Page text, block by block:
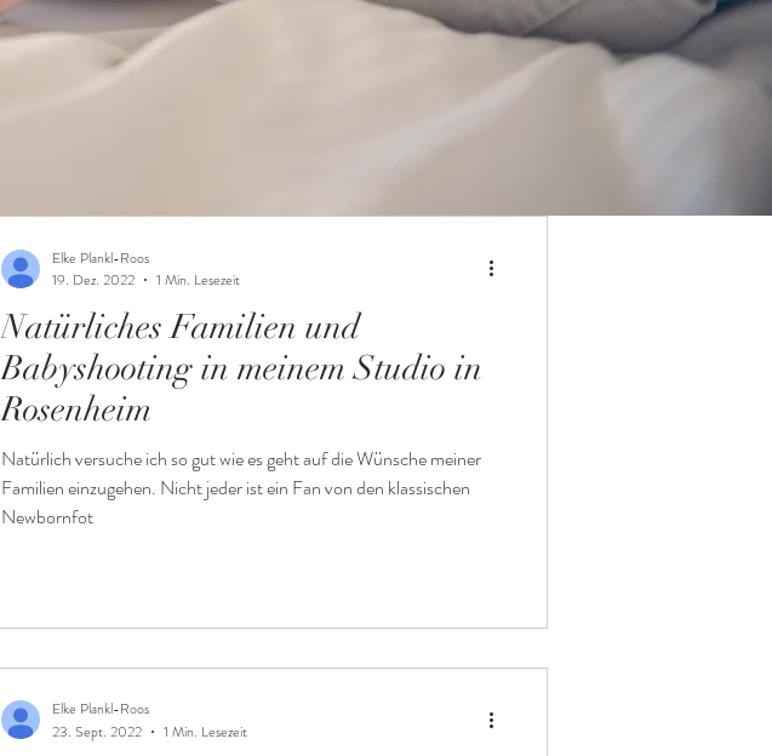
Natürliches Familien und
Babyshooting in meinem Studio in
Rosenheim
Natürlich versuche ich so gut wie es geht auf die Wünsche meiner
Familien einzugehen. Nicht jeder ist ein Fan von den klassischen
Newbornfot
Elke Plankl-Roos
19. Dez. 2022
1 Min. Lesezeit
Elke Plankl-Roos
23. Sept. 2022
1 Min. Lesezeit